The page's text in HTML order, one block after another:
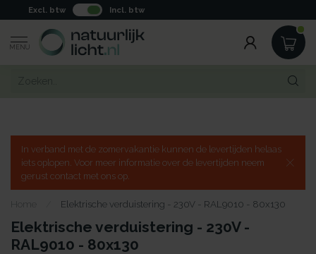
Excl. btw Incl. btw
MENU
In verband met de zomervakantie kunnen de levertijden helaas
iets oplopen. Voor meer informatie over de levertijden neem
gerust contact met ons op.
Home Elektrische verduistering - 230V - RAL9010 - 80x130
Elektrische verduistering - 230V -
RAL9010 - 80x130